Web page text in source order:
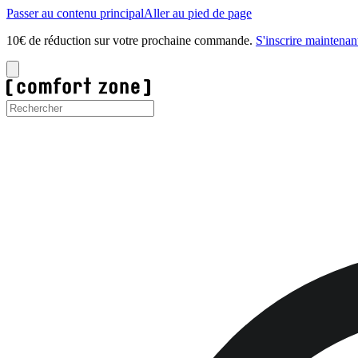
Passer au contenu principalAller au pied de page
10€ de réduction sur votre prochaine commande. S'inscrire